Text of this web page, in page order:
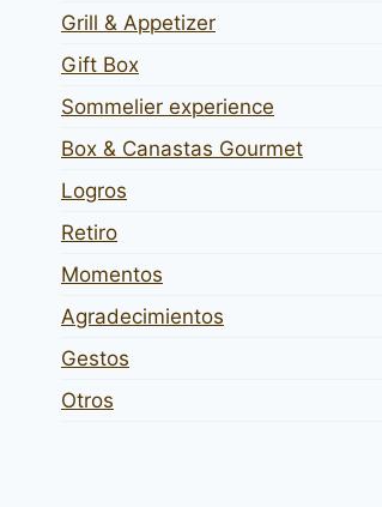
Grill & Appetizer
Gift Box
Sommelier experience
Box & Canastas Gourmet
Logros
Retiro
Momentos
Agradecimientos
Gestos
Otros